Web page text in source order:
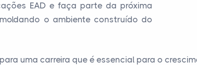
EAD e faça parte da próxima
o ambiente construído do
uma carreira que é essencial para o